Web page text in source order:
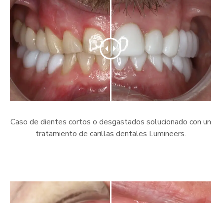
Caso de dientes cortos o desgastados solucionado con un
tratamiento de carillas dentales Lumineers.